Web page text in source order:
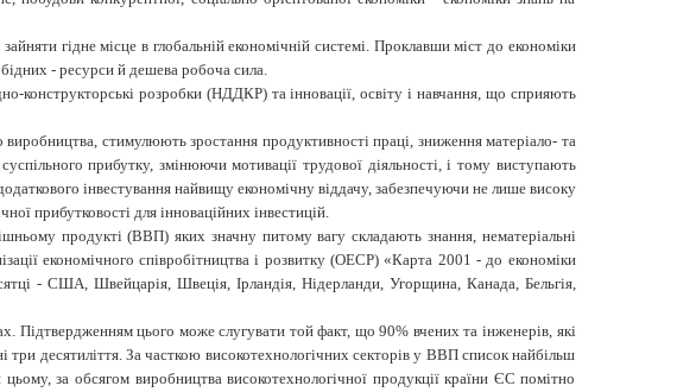
гідне місце в глобальній економічній системі. Проклавши міст до економіки
бідних - ресурси й дешева робоча сила.
конструкторські розробки (НДДКР) та інновації, освіту і навчання, що сприяють
стимулюють зростання продуктивності праці, зниження матеріало- та
прибутку, змінюючи мотивації трудової діяльності, і тому виступають
інвестування найвищу економічну віддачу, забезпечуючи не лише високу
прибутковості для інноваційних інвестицій.
продукті (ВВП) яких значну питому вагу складають знання, нематеріальні
економічного співробітництва і розвитку (ОЕСР) «Карта 2001 - до економіки
- США, Швейцарія, Швеція, Ірландія, Нідерланди, Угорщина, Канада, Бельгія,
Підтвердженням цього може слугувати той факт, що 90% вчених та інженерів, які
десятиліття. За часткою високотехнологічних секторів у ВВП список найбільш
за обсягом виробництва високотехнологічної продукції країни ЄС помітно